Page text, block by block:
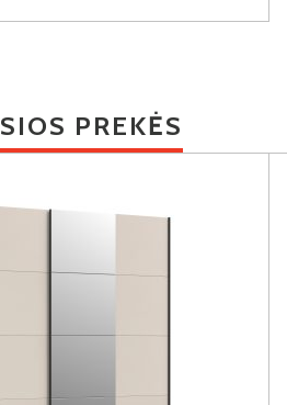
PREKĖS